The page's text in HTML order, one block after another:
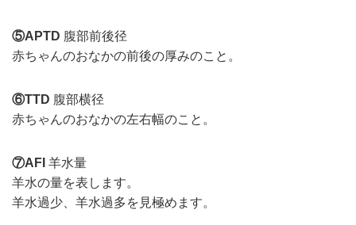
⑤APTD 腹部前後径
赤ちゃんのおなかの前後の厚みのこと。
⑥TTD 腹部横径
赤ちゃんのおなかの左右幅のこと。
⑦AFI 羊水量
羊水の量を表します。
羊水過少、羊水過多を見極めます。